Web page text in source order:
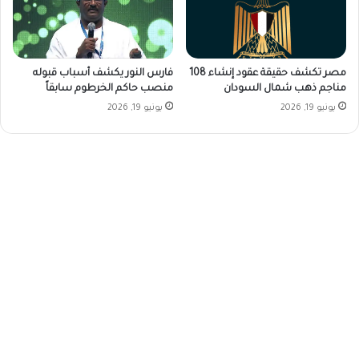
مصر تكشف حقيقة عقود إنشاء 108
مناجم ذهب شمال السودان
يونيو 19, 2026
فارس النور يكشف أسباب قبوله
منصب حاكم الخرطوم سابقاً
يونيو 19, 2026